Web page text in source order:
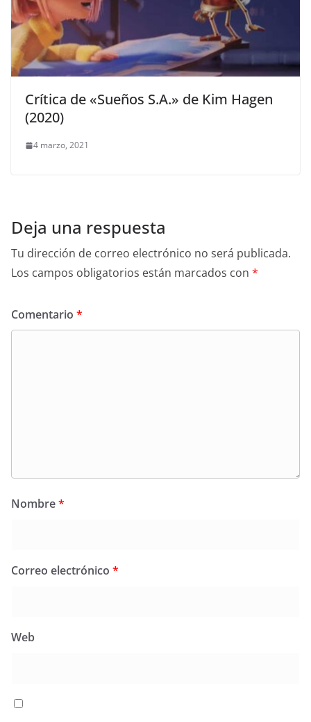
Crítica de «Sueños S.A.» de Kim Hagen
(2020)
4 marzo, 2021
Deja una respuesta
Tu dirección de correo electrónico no será publicada.
Los campos obligatorios están marcados con *
Comentario *
Nombre*
Correo electrónico *
Web